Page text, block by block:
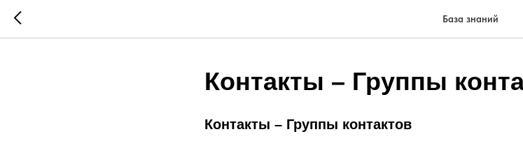
База знаний
Контакты – Группы
Контакты – Группы контактов